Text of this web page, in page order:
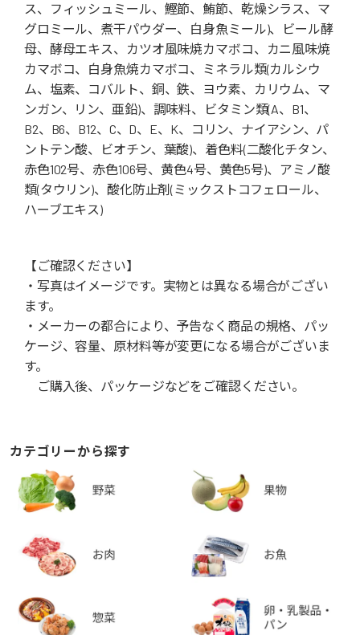
ス、フィッシュミール、鰹節、鮪節、乾燥シラス、マ
グロミール、煮干パウダー、白身魚ミール)、ビール酵
母、酵母エキス、カツオ風味焼カマボコ、カニ風味焼
カマボコ、白身魚焼カマボコ、ミネラル類(カルシウ
ム、塩素、コバルト、銅、鉄、ヨウ素、カリウム、マ
ンガン、リン、亜鉛)、調味料、ビタミン類(A、B1、
B2、B6、B12、C、D、E、K、コリン、ナイアシン、パ
ントテン酸、ビオチン、葉酸)、着色料(二酸化チタン、
赤色102号、赤色106号、黄色4号、黄色5号)、アミノ酸
類(タウリン)、酸化防止剤(ミックストコフェロール、
ハーブエキス)
【ご確認ください】
・写真はイメージです。実物とは異なる場合がござい
ます。
・メーカーの都合により、予告なく商品の規格、パッ
ケージ、容量、原材料等が変更になる場合がございま
す。
ご購入後、パッケージなどをご確認ください。
カテゴリーから探す